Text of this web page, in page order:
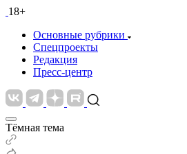
18+
Основные рубрики
Спецпроекты
Редакция
Пресс-центр
Тёмная тема